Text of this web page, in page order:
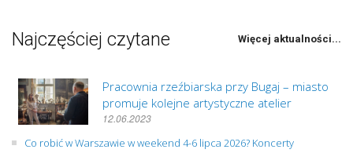
Najczęściej czytane Więcej aktualności...
Pracownia rzeźbiarska przy Bugaj – miasto
promuje kolejne artystyczne atelier
12.06.2023
Co robić w Warszawie w weekend 4-6 lipca 2026? Koncerty